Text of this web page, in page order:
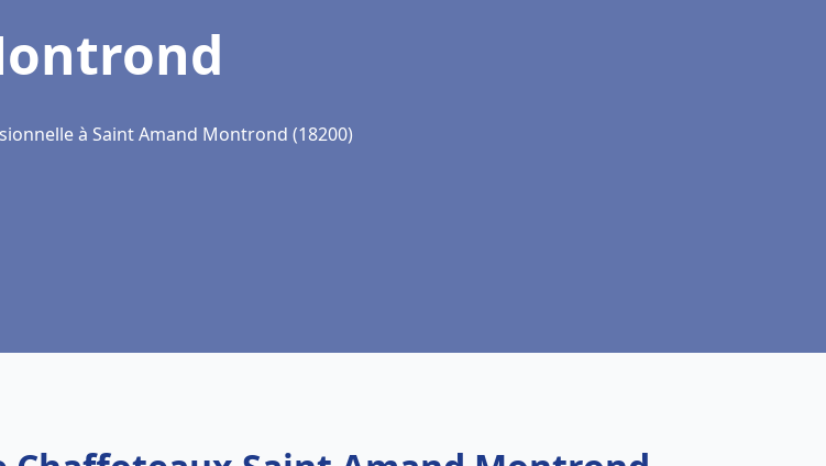
à Saint Amand Montrond (18200)